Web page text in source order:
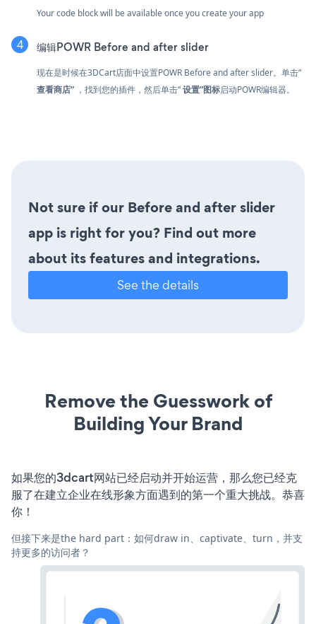
Your code block will be available once you create your app
编辑POWR Before and after slider
现在是时候在3DCart店面中设置POWR Before and after slider。单击“
查看商店” ，找到您的插件，然后单击“设置”图标启动POWR编辑器。
Not sure if our Before and after slider
app is right for you? Find out more
about its features and integrations.
See the details
Remove the Guesswork of
Building Your Brand
如果您的3dcart网站已经启动并开始运营，那么您已经克
服了在建立企业在线形象方面遇到的第一个重大挑战。恭喜
你！
但接下来是the hard part：如何draw in、captivate、turn，并支
持更多的访问者？